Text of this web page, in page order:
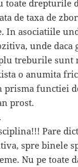
toate drepturile
de taxa de
In asociatiile
unde daca
treburile sunt
o anumita
prisma functiei
prost.
Pare
spre binele
Nu pe toate